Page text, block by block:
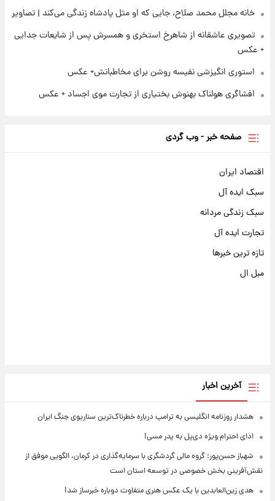
خانه مجلل محمد صلاح، جایی که او مثل پادشاه زندگی می‌کند | تصاویر
تصویری عاشقانه از شاهرخ استخری و همسرش پس از شایعات جدایی
+ عکس
استوری انگیزشی نفیسه روشن برای مخاطبانش+ عکس
افشاگری هولناک بهنوش بختیاری از تجارت موی اجساد + عکس
صفحه خبر - وب گردی
اقتصاد ایران
سبک ایده آل
سبک زندگی مردانه
تجارت ایده آل
تازه ترین خبرها
مبل ال
آخرین اخبار
هشدار روزنامه انگلیسی به ترامپ درباره خطرناک‌ترین سناریوی جنگ ایران
ادای احترام ویژه دی‌پل به پدر مسی!
شهباز حسن‌پور: گروه مالی گردشگری با سرمایه‌گذاری در کرمان، الگویی موفق از
نقش‌آفرینی بخش خصوصی در توسعه استان است
هدی زین‌العابدین با یک عکس هنری متفاوت دوباره خبرساز شد!